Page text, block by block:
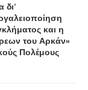
και η
του Αρκάν»
Πολέμους